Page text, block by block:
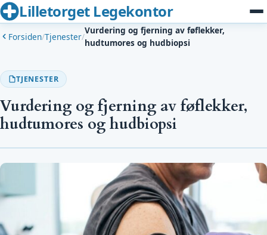
Lilletorget Legekontor
Forsiden/Tjenester/
Vurdering og fjerning av føflekker,
hudtumores og hudbiopsi
TJENESTER
Vurdering og fjerning av føflekker,
hudtumores og hudbiopsi